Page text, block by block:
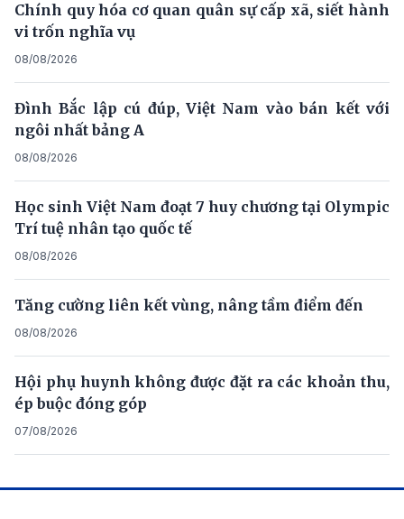
Chính quy hóa cơ quan quân sự cấp xã, siết hành
vi trốn nghĩa vụ
08/08/2026
Đình Bắc lập cú đúp, Việt Nam vào bán kết với
ngôi nhất bảng A
08/08/2026
Học sinh Việt Nam đoạt 7 huy chương tại Olympic
Trí tuệ nhân tạo quốc tế
08/08/2026
Tăng cường liên kết vùng, nâng tầm điểm đến
08/08/2026
Hội phụ huynh không được đặt ra các khoản thu,
ép buộc đóng góp
07/08/2026